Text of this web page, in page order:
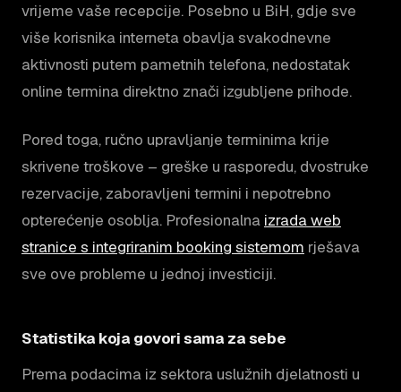
vrijeme vaše recepcije. Posebno u BiH, gdje sve
više korisnika interneta obavlja svakodnevne
aktivnosti putem pametnih telefona, nedostatak
online termina direktno znači izgubljene prihode.
Pored toga, ručno upravljanje terminima krije
skrivene troškove – greške u rasporedu, dvostruke
rezervacije, zaboravljeni termini i nepotrebno
opterećenje osoblja. Profesionalna izrada web
stranice s integriranim booking sistemom rješava
sve ove probleme u jednoj investiciji.
Statistika koja govori sama za sebe
Prema podacima iz sektora uslužnih djelatnosti u